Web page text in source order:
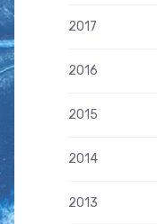
2017
2016
2015
2014
2013